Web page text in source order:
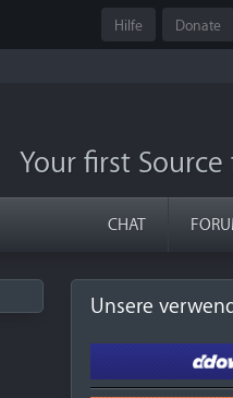
Hilfe Donate
Your first Source
CHAT
Unsere